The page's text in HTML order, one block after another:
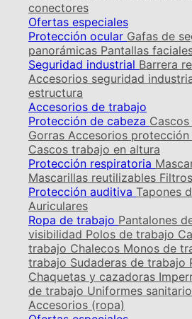
conectores
Ofertas especiales
Protección ocular Gafas de
panorámicas Pantallas
Seguridad industrial Barrera
Accesorios seguridad
estructura
Accesorios de trabajo
Protección de cabeza
Gorras Accesorios protección
Cascos trabajo en altura
Protección respiratoria
Mascarillas reutilizables
Protección auditiva Tapones
Auriculares
Ropa de trabajo Pantalones
visibilidad Polos de trabajo
trabajo Chalecos Monos de
trabajo Sudaderas de trabajo
Chaquetas y cazadoras
de trabajo Uniformes
Accesorios (ropa)